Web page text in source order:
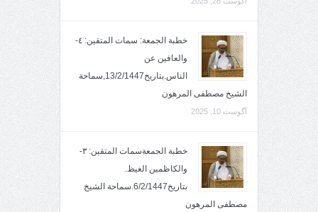
خطبة الجمعة: سمات المتقين: ٤-
والعافين عن
الناس.بتاريخ13/2/1447,سماحة
الشيخ مصطفى المرهون
آگوست 10, 2025
خطبة الجمعةسمات المتقين: ٣-
والكاظمين الغيظ.
بتاريخ6/2/1447.سماحة الشيخ
مصطفى المرهون